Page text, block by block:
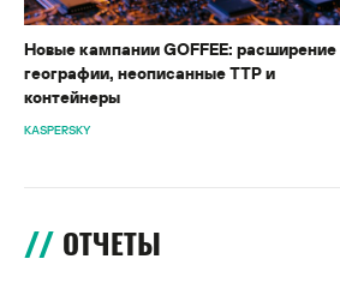
Новые кампании GOFFEE: расширение
географии, неописанные TTP и
контейнеры
KASPERSKY
ОТЧЕТЫ